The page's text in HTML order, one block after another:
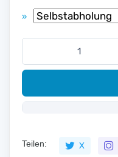
»
Teilen: X